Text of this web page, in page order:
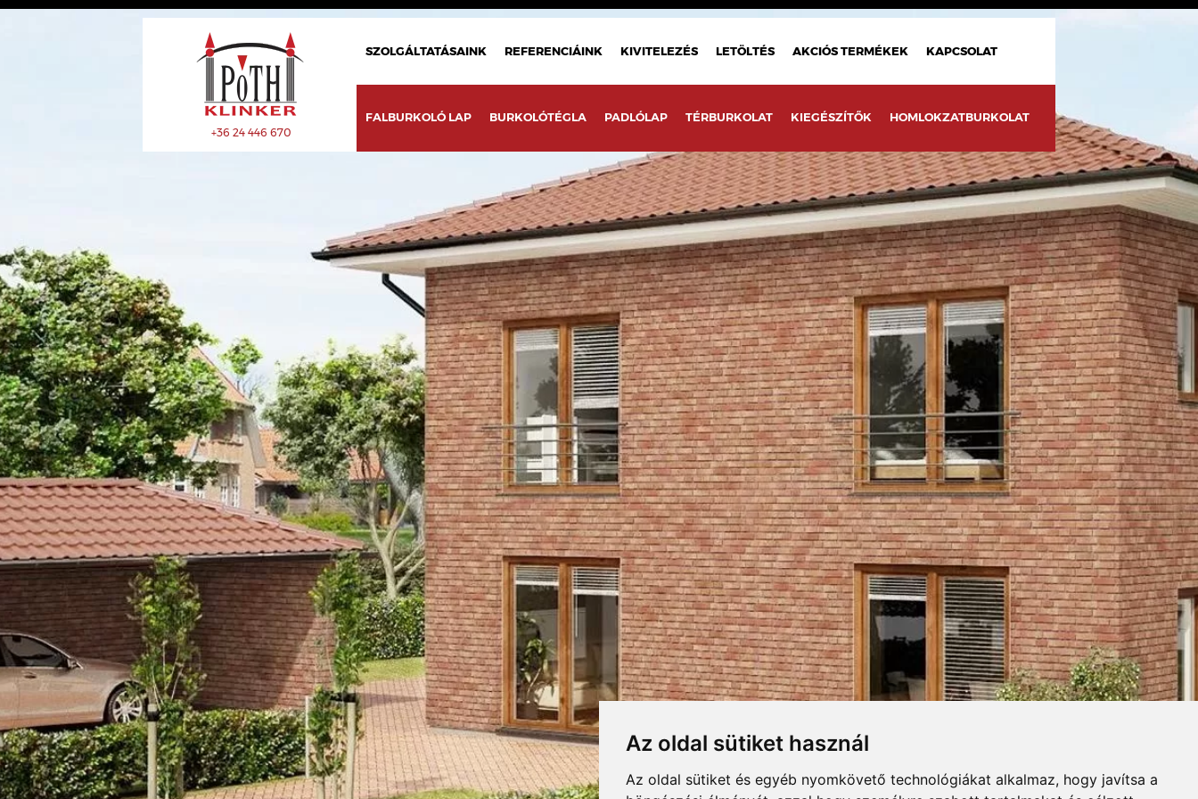
Az oldal sütiket használ
Az oldal sütiket és egyéb nyomkövető technológiákat alkalmaz, hogy javítsa a
+36 24 446 670
SZOLGÁLTATÁSAINK REFERENCIÁINK KIVITELEZÉS LETÖLTÉS AKCIÓS TERMÉKEK KAPCSOLAT
FALBURKOLÓ LAP BURKOLÓTÉGLA PADLÓLAP TÉRBURKOLAT KIEGÉSZÍTŐK HOMLOKZATBURKOLAT
FELDHAUS 767 KLINKERTÉGLA
Összecsuk
JELLEMZŐK MÉRETEK,CSOMAGOLÁS LETÖLTÉSEK FUGASZINEK
TELJES NÉV Feldhaus 767
TÍPUSKÓD K767NF
SOROZAT Vascu
KIEGÉSZÍTŐK
LEÍRÁS
Terrakotta-világosbarna égetett átmenetes színű, bordó és szenes fekete foltokkal díszített, struktúrált, kapart felületű, szabálytalan élű
klinkertégla. Mediterrán hatású, kontrasztos, élénk felületet adó típus.
MÉRETEK DOBOZOLÁS
TÖMEG
RAKLAPTÖMEG
DARABSÚLY
DARAB / RAKLAP
FELDHAUS TÉGLA
KATALÓGUS
Letöltés